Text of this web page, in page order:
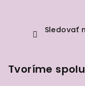
Sledovať
Tvoríme spolu